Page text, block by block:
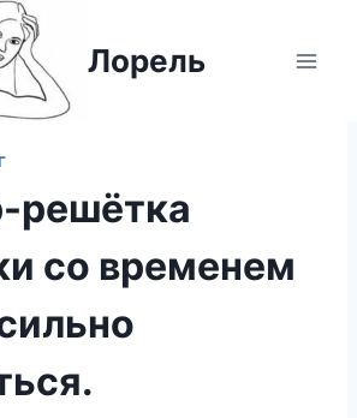
Лорель
решётка
со временем